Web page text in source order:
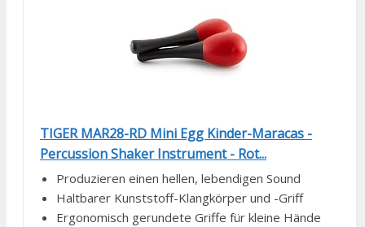
TIGER MAR28-RD Mini Egg Kinder-Maracas -
Percussion Shaker Instrument - Rot...
Produzieren einen hellen, lebendigen Sound
Haltbarer Kunststoff-Klangkörper und -Griff
Ergonomisch gerundete Griffe für kleine Hände